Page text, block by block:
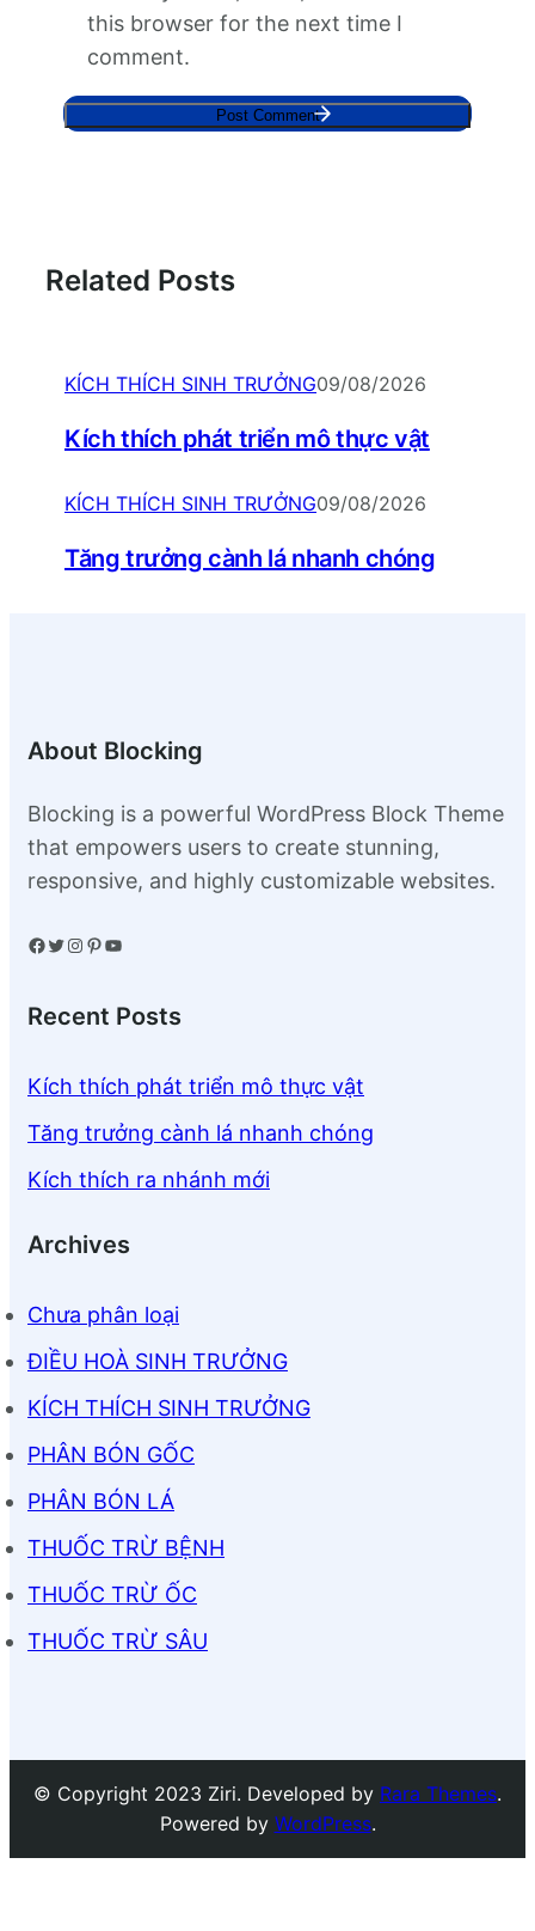
this browser for the next time I
comment.
Related Posts
KÍCH THÍCH SINH TRƯỞNG09/08/2026
Kích thích phát triển mô thực vật
KÍCH THÍCH SINH TRƯỞNG09/08/2026
Tăng trưởng cành lá nhanh chóng
About Blocking
Blocking is a powerful WordPress Block Theme
that empowers users to create stunning,
responsive, and highly customizable websites.
Facebook Twitter Instagram Pinterest YouTube
Recent Posts
Kích thích phát triển mô thực vật
Tăng trưởng cành lá nhanh chóng
Kích thích ra nhánh mới
Archives
Chưa phân loại
ĐIỀU HOÀ SINH TRƯỞNG
KÍCH THÍCH SINH TRƯỞNG
PHÂN BÓN GỐC
PHÂN BÓN LÁ
THUỐC TRỪ BỆNH
THUỐC TRỪ ỐC
THUỐC TRỪ SÂU
© Copyright 2023 Ziri. Developed by Rara Themes.
Powered by WordPress.